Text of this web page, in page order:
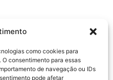
como cookies para
consentimento para essas
de navegação ou IDs
pode afetar